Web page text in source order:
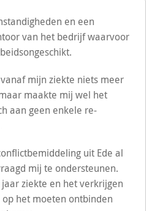
en een
van het bedrijf waarvoor
mijn ziekte niets meer
maakte mij wel het
aan geen enkele re-
uit Ede al
mij te ondersteunen.
ziekte en het verkrijgen
het moeten ontbinden